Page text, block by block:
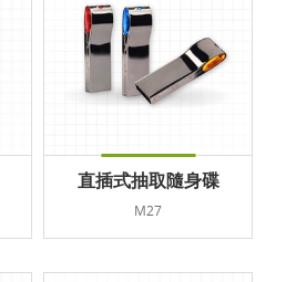
直插式抽取隨身碟
M27